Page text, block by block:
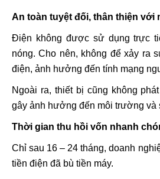
An toàn tuyệt đối, thân thiện với
Điện không được sử dụng trực
nóng. Cho nên, không để xảy ra
điện, ảnh hưởng đến tính mạng
Ngoài ra, thiết bị cũng không
gây ảnh hưởng đến môi trường
Thời gian thu hồi vốn nhanh
Chỉ sau 16 – 24 tháng, doanh
tiền điện đã bù tiền máy.